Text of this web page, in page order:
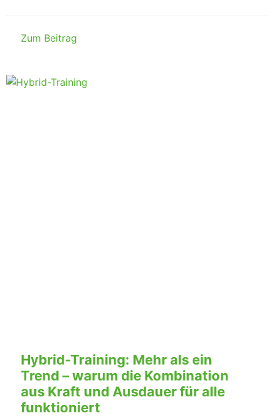
Zum Beitrag
Hybrid-Training: Mehr als ein
Trend – warum die Kombination
aus Kraft und Ausdauer für alle
funktioniert